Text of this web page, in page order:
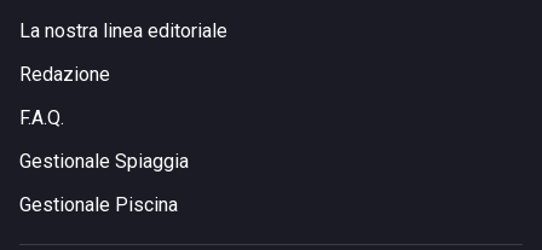
La nostra linea editoriale
Redazione
F.A.Q.
Gestionale Spiaggia
Gestionale Piscina